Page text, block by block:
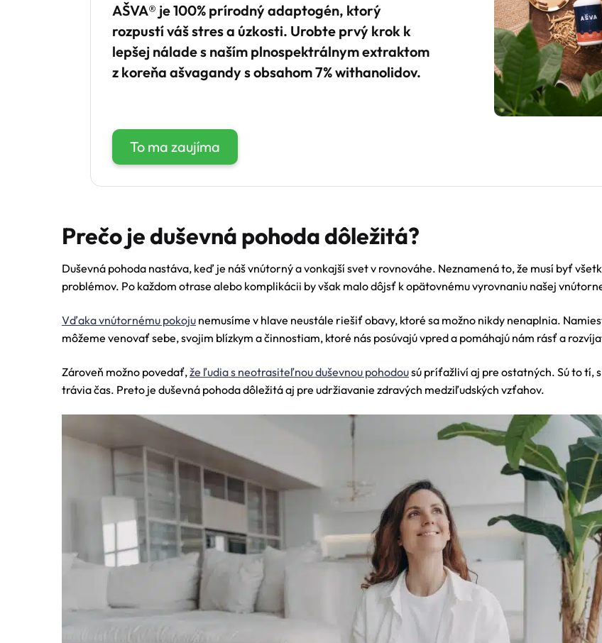
AŠVA® je 100% prírodný adaptogén, ktorý
rozpustí váš stres a úzkosti. Urobte prvý krok k
lepšej nálade s naším plnospektrálnym extraktom
z koreňa ašvagandy s obsahom 7% withanolidov.
To ma zaujíma
Prečo je duševná pohoda dôležitá?
Duševná pohoda nastáva, keď je náš vnútorný a vonkajší svet v rovnováhe. Neznamená to, že musí byť
problémov. Po každom otrase alebo komplikácii by však malo dôjsť k opätovnému vyrovnaniu našej
Vďaka vnútornému pokoju nemusíme v hlave neustále riešiť obavy, ktoré sa možno nikdy nenaplnia.
môžeme venovať sebe, svojim blízkym a činnostiam, ktoré nás posúvajú vpred a pomáhajú nám rásť a
Zároveň možno povedať,že ľudia s neotrasiteľnou duševnou pohodousú príťažliví aj pre ostatných. Sú to tí,
trávia čas. Preto je duševná pohoda dôležitá aj pre udržiavanie zdravých medziľudských vzťahov.